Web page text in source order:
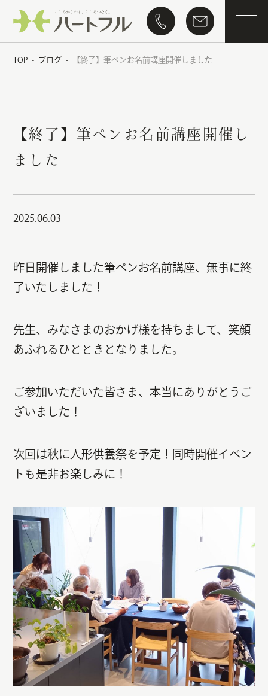
TOP - ブログ - 【終了】筆ペンお名前講座開催しました
【終了】筆ペンお名前講座開催し
ました
2025.06.03
昨日開催しました筆ペンお名前講座、無事に終
了いたしました！
先生、みなさまのおかげ様を持ちまして、笑顔
あふれるひとときとなりました。
ご参加いただいた皆さま、本当にありがとうご
ざいました！
次回は秋に人形供養祭を予定！同時開催イベン
トも是非お楽しみに！